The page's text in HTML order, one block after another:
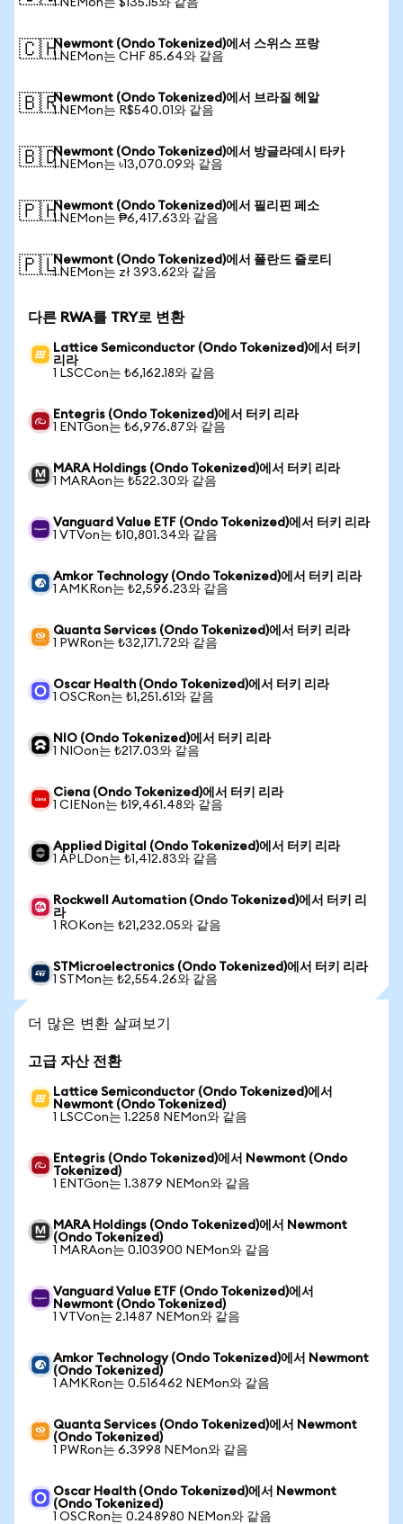
1 NEMon는 $135.15와 같음
🇨🇭Newmont (Ondo Tokenized)에서 스위스 프랑
1 NEMon는 CHF 85.64와 같음
🇧🇷Newmont (Ondo Tokenized)에서 브라질 헤알
1 NEMon는 R$540.01와 같음
🇧🇩Newmont (Ondo Tokenized)에서 방글라데시 타카
1 NEMon는 ৳13,070.09와 같음
🇵🇭Newmont (Ondo Tokenized)에서 필리핀 페소
1 NEMon는 ₱6,417.63와 같음
🇵🇱Newmont (Ondo Tokenized)에서 폴란드 즐로티
1 NEMon는 zł 393.62와 같음
다른 RWA를 TRY로 변환
Lattice Semiconductor (Ondo Tokenized)에서 터키
리라
1 LSCCon는 ₺6,162.18와 같음
Entegris (Ondo Tokenized)에서 터키 리라
1 ENTGon는 ₺6,976.87와 같음
MARA Holdings (Ondo Tokenized)에서 터키 리라
1 MARAon는 ₺522.30와 같음
Vanguard Value ETF (Ondo Tokenized)에서 터키 리라
1 VTVon는 ₺10,801.34와 같음
Amkor Technology (Ondo Tokenized)에서 터키 리라
1 AMKRon는 ₺2,596.23와 같음
Quanta Services (Ondo Tokenized)에서 터키 리라
1 PWRon는 ₺32,171.72와 같음
Oscar Health (Ondo Tokenized)에서 터키 리라
1 OSCRon는 ₺1,251.61와 같음
NIO (Ondo Tokenized)에서 터키 리라
1 NIOon는 ₺217.03와 같음
Ciena (Ondo Tokenized)에서 터키 리라
1 CIENon는 ₺19,461.48와 같음
Applied Digital (Ondo Tokenized)에서 터키 리라
1 APLDon는 ₺1,412.83와 같음
Rockwell Automation (Ondo Tokenized)에서 터키 리
라
1 ROKon는 ₺21,232.05와 같음
STMicroelectronics (Ondo Tokenized)에서 터키 리라
1 STMon는 ₺2,554.26와 같음
더 많은 변환 살펴보기
고급 자산 전환
Lattice Semiconductor (Ondo Tokenized)에서
Newmont (Ondo Tokenized)
1 LSCCon는 1.2258 NEMon와 같음
Entegris (Ondo Tokenized)에서 Newmont (Ondo
Tokenized)
1 ENTGon는 1.3879 NEMon와 같음
MARA Holdings (Ondo Tokenized)에서 Newmont
(Ondo Tokenized)
1 MARAon는 0.103900 NEMon와 같음
Vanguard Value ETF (Ondo Tokenized)에서
Newmont (Ondo Tokenized)
1 VTVon는 2.1487 NEMon와 같음
Amkor Technology (Ondo Tokenized)에서 Newmont
(Ondo Tokenized)
1 AMKRon는 0.516462 NEMon와 같음
Quanta Services (Ondo Tokenized)에서 Newmont
(Ondo Tokenized)
1 PWRon는 6.3998 NEMon와 같음
Oscar Health (Ondo Tokenized)에서 Newmont
(Ondo Tokenized)
1 OSCRon는 0.248980 NEMon와 같음